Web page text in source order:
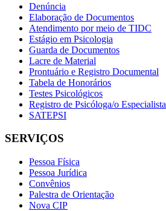
Denúncia
Elaboração de Documentos
Atendimento por meio de TIDC
Estágio em Psicologia
Guarda de Documentos
Lacre de Material
Prontuário e Registro Documental
Tabela de Honorários
Testes Psicológicos
Registro de Psicóloga/o Especialista
SATEPSI
SERVIÇOS
Pessoa Física
Pessoa Jurídica
Convênios
Palestra de Orientação
Nova CIP